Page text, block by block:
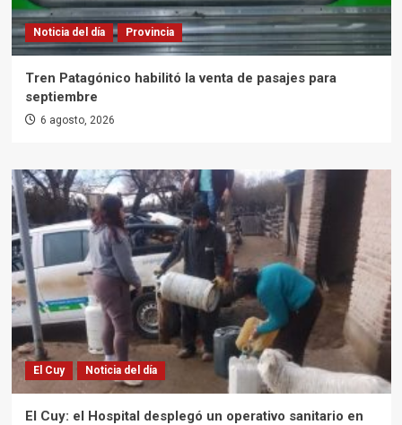
Noticia del día Provincia
Tren Patagónico habilitó la venta de pasajes para
septiembre
6 agosto, 2026
El Cuy Noticia del día
El Cuy: el Hospital desplegó un operativo sanitario en